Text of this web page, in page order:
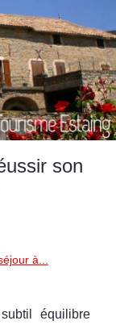
son
à...
équilibre